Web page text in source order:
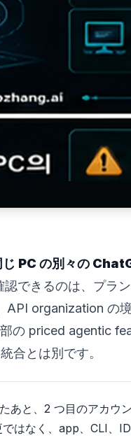
PC の別々の
認できるのは、プラ
organization の
の priced agentic
合とは別です。
と、2 つ目のアカウ
はなく、app、CLI